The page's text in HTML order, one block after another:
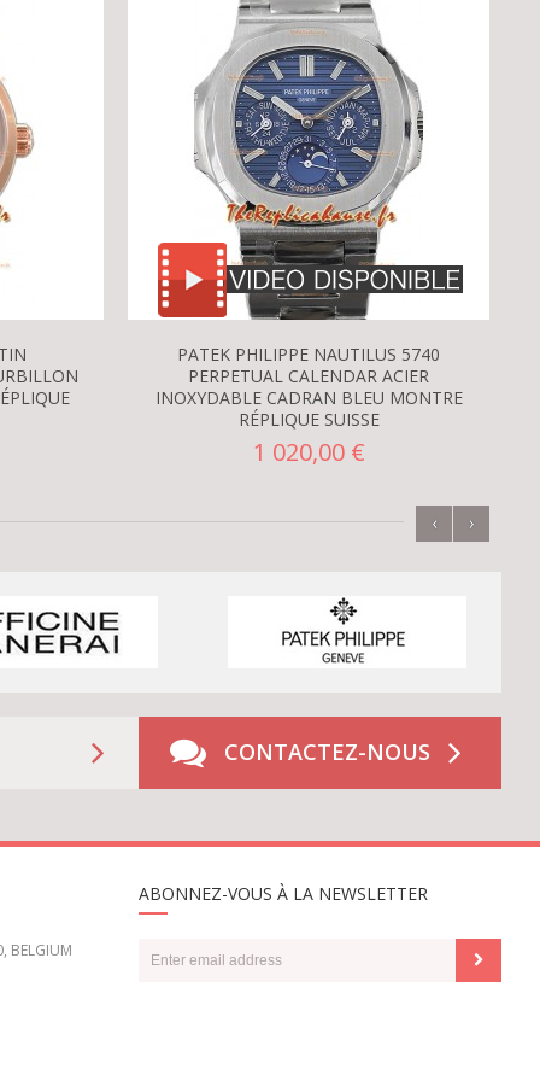
PATEK PHILIPPE NAUTILUS 5740
PERPETUAL CALENDAR ACIER
INOXYDABLE CADRAN BLEU MONTRE
RÉPLIQUE SUISSE
1 020,00 €
‹ ›
CONTACTEZ-NOUS
BELGIUM
ABONNEZ-VOUS À LA NEWSLETTER